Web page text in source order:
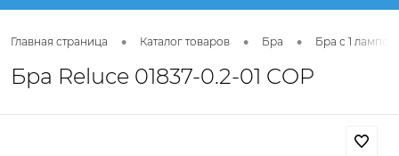
Главная страница • Каталог товаров • Бра • Бра с 1 лампой
Бра Reluce 01837-0.2-01 COP